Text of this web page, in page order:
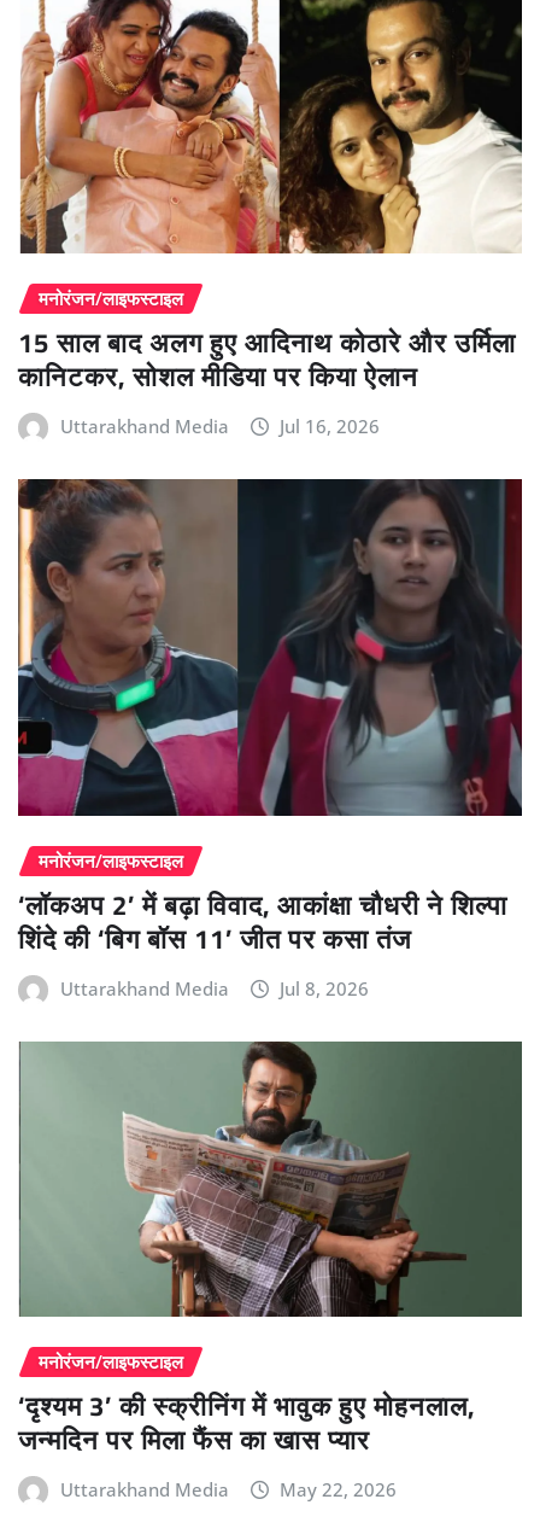
मनोरंजन/लाइफस्टाइल
15 साल बाद अलग हुए आदिनाथ कोठारे और उर्मिला
कानिटकर, सोशल मीडिया पर किया ऐलान
Uttarakhand Media Jul 16, 2026
मनोरंजन/लाइफस्टाइल
‘लॉकअप 2’ में बढ़ा विवाद, आकांक्षा चौधरी ने शिल्पा
शिंदे की ‘बिग बॉस 11’ जीत पर कसा तंज
Uttarakhand Media Jul 8, 2026
मनोरंजन/लाइफस्टाइल
‘दृश्यम 3’ की स्क्रीनिंग में भावुक हुए मोहनलाल,
जन्मदिन पर मिला फैंस का खास प्यार
Uttarakhand Media May 22, 2026